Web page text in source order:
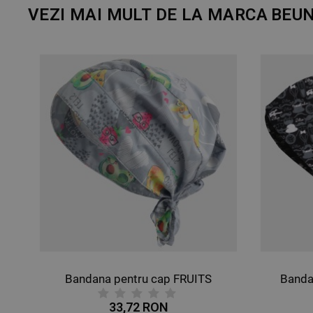
VEZI MAI MULT DE LA MARCA
Bandana pentru cap THEATER
34,32 RON